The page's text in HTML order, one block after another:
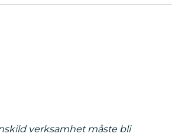
verksamhet måste bli